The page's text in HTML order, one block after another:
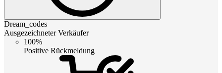
Dream_codes
Ausgezeichneter Verkäufer
100%
Positive Rückmeldung